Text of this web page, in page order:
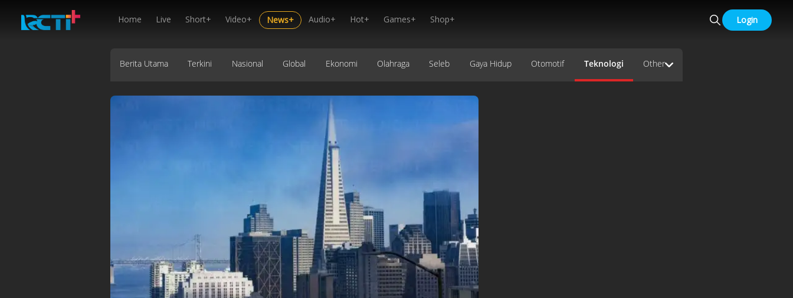
Home Live Short+ Video+ News+ Audio+ Hot+ Games+ Shop+ Login
Berita Utama Terkini Nasional Global Ekonomi Olahraga Seleb Gaya Hidup Otomotif Teknologi Other